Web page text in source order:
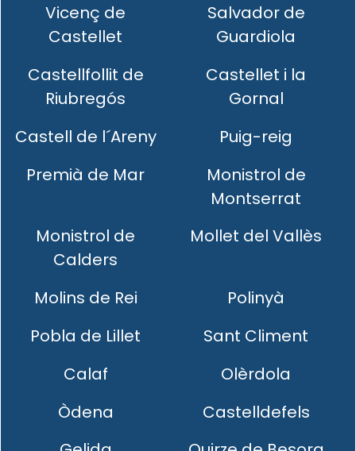
Vicenç de
Castellet
Salvador de
Guardiola
Castellfollit de
Riubregós
Castellet i la
Gornal
Castell de l´Areny
Puig-reig
Premià de Mar
Monistrol de
Montserrat
Monistrol de
Calders
Mollet del Vallès
Molins de Rei
Polinyà
Pobla de Lillet
Sant Climent
Calaf
Olèrdola
Òdena
Castelldefels